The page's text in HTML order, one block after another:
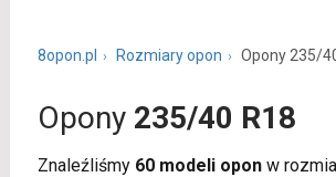
8opon.pl Rozmiary opon Opony 235/
Opony 235/40 R18
Znaleźliśmy 60 modeli oponw